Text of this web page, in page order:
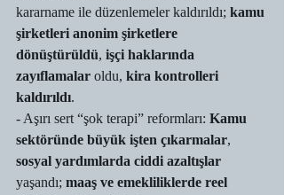
kararname ile düzenlemeler kaldırıldı; kamu
şirketleri anonim şirketlere
dönüştürüldü, işçi haklarında
zayıflamalar oldu, kira kontrolleri
kaldırıldı.
- Aşırı sert “şok terapi” reformları: Kamu
sektöründe büyük işten çıkarmalar,
sosyal yardımlarda ciddi azaltışlar
yaşandı; maaş ve emekliliklerde reel